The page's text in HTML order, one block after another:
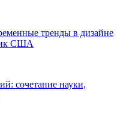
тренды в дизайне
США
сочетание науки,